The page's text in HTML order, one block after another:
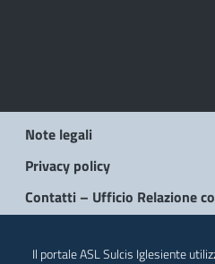
Note legali
Privacy policy
Contatti – Ufficio Relazione
Il portale ASL Sulcis Iglesiente